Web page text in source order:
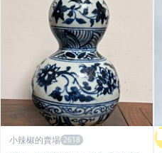
小辣椒的賣場